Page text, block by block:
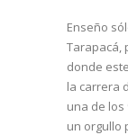
Enseño
Tarapacá,
donde
la carrera
una de los
un orgullo